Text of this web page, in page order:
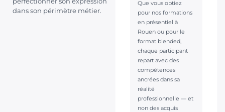
dans son périmètre métier.
Que vous optiez
pour nos formations
en présentiel à
Rouen ou pour le
format blended,
chaque participant
repart avec des
compétences
ancrées dans sa
réalité
professionnelle — et
non des acquis